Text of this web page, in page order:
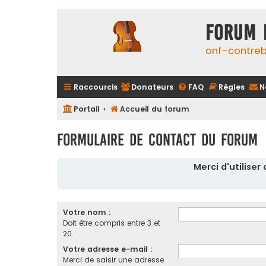
onf-
Raccourcis Donateurs FAQ Règles
Portail Accueil du forum
Formulaire de contact du forum
Merci d'utiliser
Votre nom :
Doit être compris entre 3 et
20.
Votre adresse e-mail :
Merci de saisir une adresse